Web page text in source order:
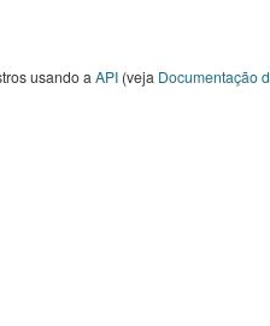
usando a API(veja Documentação